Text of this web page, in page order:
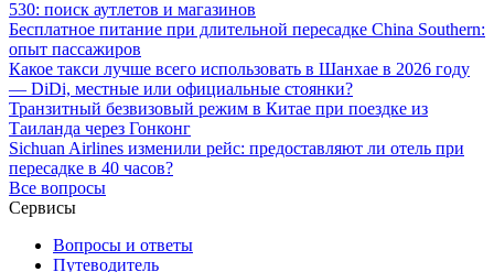
530: поиск аутлетов и магазинов
Бесплатное питание при длительной пересадке China Southern:
опыт пассажиров
Какое такси лучше всего использовать в Шанхае в 2026 году
— DiDi, местные или официальные стоянки?
Транзитный безвизовый режим в Китае при поездке из
Таиланда через Гонконг
Sichuan Airlines изменили рейс: предоставляют ли отель при
пересадке в 40 часов?
Все вопросы
Сервисы
Вопросы и ответы
Путеводитель